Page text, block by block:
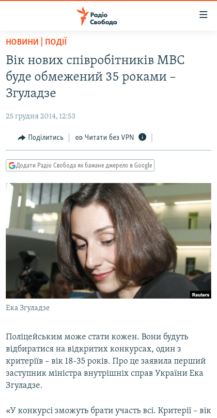
Перейти
основного
матеріалу
Перейти
до
основної
навігації
Перейти
до
пошуку
РАДІО СВОБОДА – 70 РОКІВ
ВСЕ ЗА ДОБУ
СТАТТІ
ЕКОНОМІКА
СУСПІЛЬСТВО
УКРАЇНА
СВІТ
РОСІЙСЬКА «ФІЛЬТРАЦІЯ»
ДОНБАС.РЕАЛІЇ
ТИ ЯК?
СХЕМИ
КИТАЙ.ВИКЛИКИ
МУЛЬТИМЕДІА
СПЕЦПРОЄКТИ
ПОДКАСТИ
КРИМ РЕАЛІЇ
УКР
КТАТ
ДОЛУЧАЙСЯ!
НОВИНИ | ПОДІЇ
Вік нових співробітників МВС
буде обмежений 35 роками –
Згуладзе
25 грудня 2014, 12:53
Поділитись Читати без VPN
Додати Радіо Свобода як бажане джерело в Google
Ека Згуладзе
Поліцейським може стати кожен. Вони будуть
відбиратися на відкритих конкурсах, один з
критеріїв – вік 18-35 років. Про це заявила перший
заступник міністра внутрішніх справ України Ека
Згуладзе.
«У конкурсі зможуть брати участь всі. Критерії – вік